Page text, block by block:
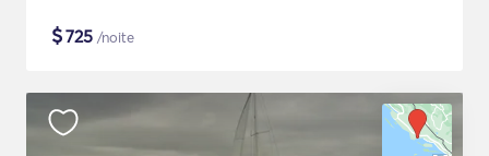
$725 /noite